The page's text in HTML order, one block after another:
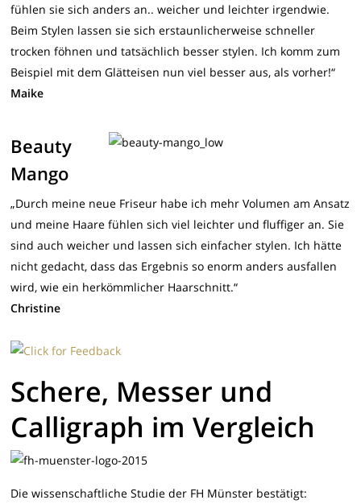
fühlen sie sich anders an.. weicher und leichter irgendwie.
Beim Stylen lassen sie sich erstaunlicherweise schneller
trocken föhnen und tatsächlich besser stylen. Ich komm zum
Beispiel mit dem Glätteisen nun viel besser aus, als vorher!“
Maike
Beauty
Mango
„Durch meine neue Friseur habe ich mehr Volumen am Ansatz
und meine Haare fühlen sich viel leichter und fluffiger an. Sie
sind auch weicher und lassen sich einfacher stylen. Ich hätte
nicht gedacht, dass das Ergebnis so enorm anders ausfallen
wird, wie ein herkömmlicher Haarschnitt.“
Christine
Schere, Messer und
Calligraph im Vergleich
Die wissenschaftliche Studie der FH Münster bestätigt: